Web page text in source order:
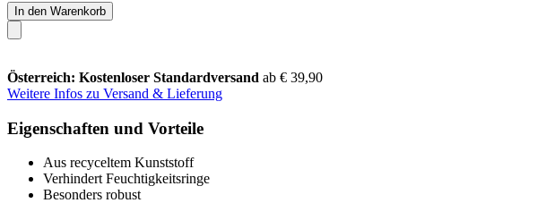
In den Warenkorb
Österreich: Kostenloser Standardversand ab € 39,90
Weitere Infos zu Versand & Lieferung
Eigenschaften und Vorteile
Aus recyceltem Kunststoff
Verhindert Feuchtigkeitsringe
Besonders robust